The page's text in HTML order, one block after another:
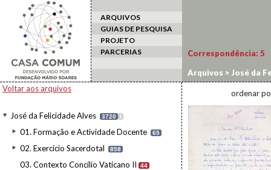
ARQUIVOS
GUIAS DE PESQUISA
PROJETO
PARCERIAS
Voltar aos arquivos
José da Felicidade Alves 3720 I
01. Formação e Actividade Docente 65
02. Exercício Sacerdotal 858
03. Contexto Concílio Vaticano II 44
Correspondência: 5
Arquivos > José da
ordenar